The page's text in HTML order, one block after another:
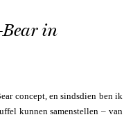
in
concept, en sindsdien ben ik
kunnen samenstellen – van